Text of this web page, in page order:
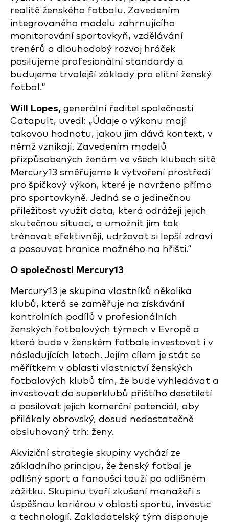
realitě ženského fotbalu. Zavedením
integrovaného modelu zahrnujícího
monitorování sportovkyň, vzdělávání
trenérů a dlouhodobý rozvoj hráček
posilujeme profesionální standardy a
budujeme trvalejší základy pro elitní ženský
fotbal.“
Will Lopes, generální ředitel společnosti
Catapult, uvedl: „Údaje o výkonu mají
takovou hodnotu, jakou jim dává kontext, v
němž vznikají. Zavedením modelů
přizpůsobených ženám ve všech klubech sítě
Mercury13 směřujeme k vytvoření prostředí
pro špičkový výkon, které je navrženo přímo
pro sportovkyně. Jedná se o jedinečnou
příležitost využít data, která odrážejí jejich
skutečnou situaci, a umožnit jim tak
trénovat efektivněji, udržovat si lepší zdraví
a posouvat hranice možného na hřišti.“
O společnosti Mercury13
Mercury13 je skupina vlastníků několika
klubů, která se zaměřuje na získávání
kontrolních podílů v profesionálních
ženských fotbalových týmech v Evropě a
která bude v ženském fotbale investovat i v
následujících letech. Jejím cílem je stát se
měřítkem v oblasti vlastnictví ženských
fotbalových klubů tím, že bude vyhledávat a
investovat do superklubů příštího desetiletí
a posilovat jejich komerční potenciál, aby
přilákaly obrovský, dosud nedostatečně
obsluhovaný trh: ženy.
Akviziční strategie skupiny vychází ze
základního principu, že ženský fotbal je
odlišný sport a fanoušci touží po odlišném
zážitku. Skupinu tvoří zkušení manažeři s
úspěšnou kariérou v oblasti sportu, investic
a technologií. Zakladatelský tým disponuje